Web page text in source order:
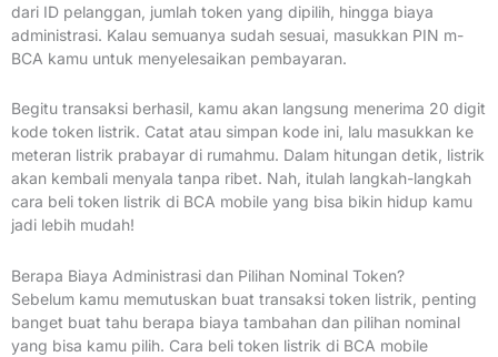
dari ID pelanggan, jumlah token yang dipilih, hingga biaya
administrasi. Kalau semuanya sudah sesuai, masukkan PIN m-
BCA kamu untuk menyelesaikan pembayaran.
Begitu transaksi berhasil, kamu akan langsung menerima 20 digit
kode token listrik. Catat atau simpan kode ini, lalu masukkan ke
meteran listrik prabayar di rumahmu. Dalam hitungan detik, listrik
akan kembali menyala tanpa ribet. Nah, itulah langkah-langkah
cara beli token listrik di BCA mobile yang bisa bikin hidup kamu
jadi lebih mudah!
Berapa Biaya Administrasi dan Pilihan Nominal Token?
Sebelum kamu memutuskan buat transaksi token listrik, penting
banget buat tahu berapa biaya tambahan dan pilihan nominal
yang bisa kamu pilih. Cara beli token listrik di BCA mobile